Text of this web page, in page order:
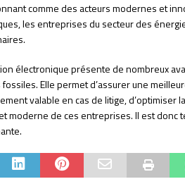
comme des acteurs modernes et
les entreprises du secteur des
électronique présente de nombreux
Elle permet d’assurer une
valable en cas de litige,
moderne de ces entreprises. Il est donc